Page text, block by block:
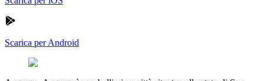
Scarica per Android